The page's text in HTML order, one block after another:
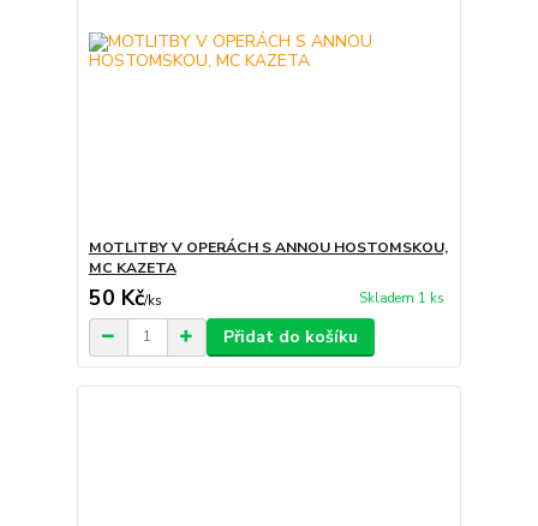
MOTLITBY V OPERÁCH S ANNOU HOSTOMSKOU,
MC KAZETA
50 Kč/ks Skladem 1 ks
Přidat do košíku